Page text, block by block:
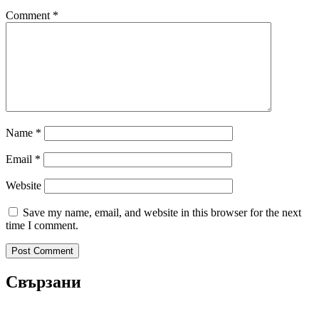
Comment *
Name *
Email *
Website
Save my name, email, and website in this browser for the next
time I comment.
Свързани